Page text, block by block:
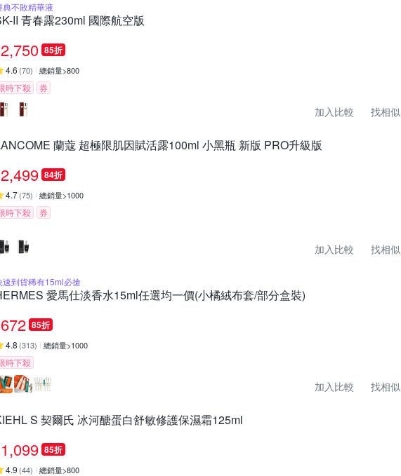
典不敗精華液
II 青春露230ml 國際航空版
2,750 85折
4.6 (70) 總銷量>800
時下殺 券
加入比較 找相似
蘭蔻 超極限肌因賦活露100ml 小黑瓶 新版 PRO升級版
2,499 84折
4.7(75) 總銷量>1000
時下殺 券
加入比較 找相似
速到貨稀有15ml必搶
愛馬仕淡香水15ml任選均一價(小橘絨布套/部分盒裝)
672 85折
4.8 (313) 總銷量>1000
時下殺
加入比較 找相似
S 契爾氏 冰河醣蛋白舒敏修護保濕霜125ml
1,099 85折
4.9 (44) 總銷量>800